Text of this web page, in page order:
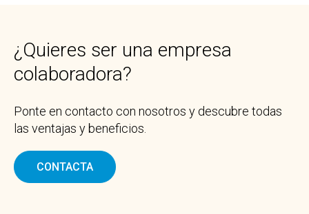
¿Quieres ser una empresa
colaboradora?
Ponte en contacto con nosotros y descubre todas
las ventajas y beneficios.
CONTACTA